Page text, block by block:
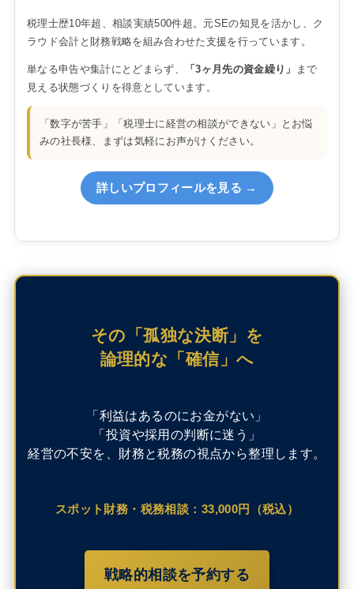
税理士歴10年超、相談実績500件超。元SEの知見を活かし、ク
ラウド会計と財務戦略を組み合わせた支援を行っています。
単なる申告や集計にとどまらず、 「3ヶ月先の資金繰り」
まで
見える状態づくりを得意としています。
「数字が苦手」「税理士に経営の相談ができない」とお悩
みの社長様、まずは気軽にお声がけください。
詳しいプロフィールを見る →
その「孤独な決断」を
論理的な「確信」へ
「利益はあるのにお金がない」
「投資や採用の判断に迷う」
経営の不安を、財務と税務の視点から整理します。
スポット財務・税務相談：33,000円（税込）
戦略的相談を予約する